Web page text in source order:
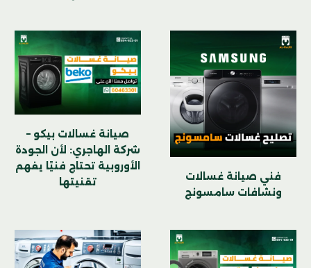
فني صيانة غسالات
ونشافات سامسونج
صيانة غسالات بيكو –
شركة الهاجري: لأن الجودة
الأوروبية تحتاج فنيًا يفهم
تقنيتها